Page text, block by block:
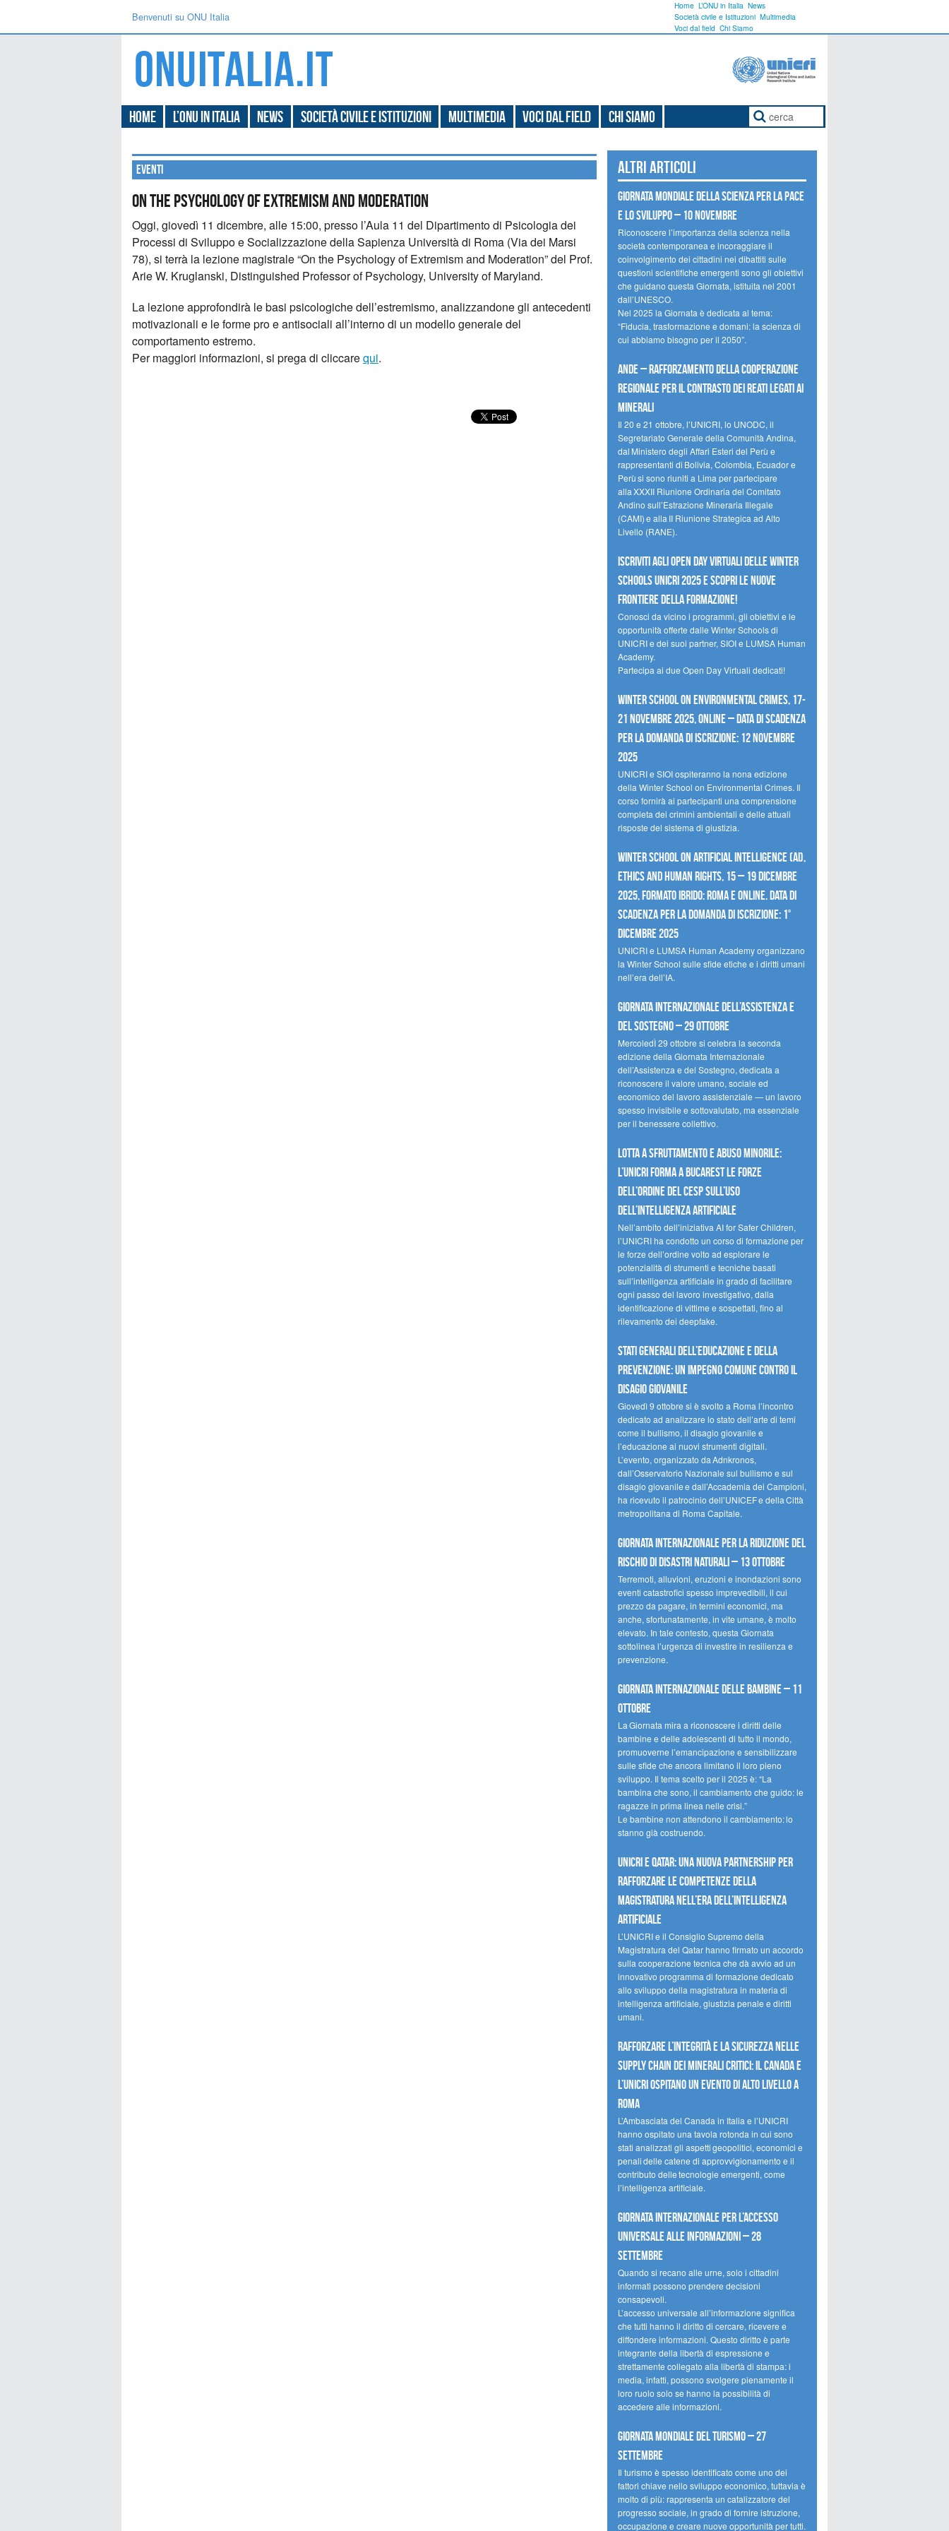
Benvenuti su ONU Italia
Home L’ONU in Italia News
Società civile e Istituzioni Multimedia
Voci dal field Chi Siamo
Home L’ONU in Italia News Società civile e Istituzioni Multimedia Voci dal field Chi Siamo
Eventi
ON THE PSYCHOLOGY OF EXTREMISM AND MODERATION
Oggi, giovedì 11 dicembre, alle 15:00, presso l’Aula 11 del Dipartimento di Psicologia dei
Processi di Sviluppo e Socializzazione della Sapienza Università di Roma (Via dei Marsi
78), si terrà la lezione magistrale “On the Psychology of Extremism and Moderation” del Prof.
Arie W. Kruglanski, Distinguished Professor of Psychology, University of Maryland.
La lezione approfondirà le basi psicologiche dell’estremismo, analizzandone gli antecedenti
motivazionali e le forme pro e antisociali all’interno di un modello generale del
comportamento estremo.
Per maggiori informazioni, si prega di cliccarequi.
Altri articoli
Giornata mondiale della scienza per la pace
e lo sviluppo – 10 novembre
Riconoscere l’importanza della scienza nella
società contemporanea e incoraggiare il
coinvolgimento dei cittadini nei dibattiti sulle
questioni scientifiche emergenti sono gli obiettivi
che guidano questa Giornata, istituita nel 2001
dall’UNESCO.
Nel 2025 la Giornata è dedicata al tema:
“Fiducia, trasformazione e domani: la scienza di
cui abbiamo bisogno per il 2050”.
Ande – Rafforzamento della cooperazione
regionale per il contrasto dei reati legati ai
minerali
Il 20 e 21 ottobre, l’UNICRI, lo UNODC, il
Segretariato Generale della Comunità Andina,
dal Ministero degli Affari Esteri del Perù e
rappresentanti di Bolivia, Colombia, Ecuador e
Perù si sono riuniti a Lima per partecipare
alla XXXII Riunione Ordinaria del Comitato
Andino sull’Estrazione Mineraria Illegale
(CAMI) e alla II Riunione Strategica ad Alto
Livello (RANE).
Iscriviti agli Open Day Virtuali delle Winter
Schools UNICRI 2025 e scopri le nuove
frontiere della formazione!
Conosci da vicino i programmi, gli obiettivi e le
opportunità offerte dalle Winter Schools di
UNICRI e dei suoi partner, SIOI e LUMSA Human
Academy.
Partecipa ai due Open Day Virtuali dedicati!
Winter School on Environmental Crimes, 17-
21 novembre 2025, Online – Data di scadenza
per la domanda di iscrizione: 12 novembre
2025
UNICRI e SIOI ospiteranno la nona edizione
della Winter School on Environmental Crimes. Il
corso fornirà ai partecipanti una comprensione
completa dei crimini ambientali e delle attuali
risposte del sistema di giustizia.
Winter School on Artificial Intelligence (AI),
Ethics and Human Rights, 15 – 19 dicembre
2025, Formato Ibrido: Roma e online. Data di
scadenza per la domanda di iscrizione: 1°
dicembre 2025
UNICRI e LUMSA Human Academy organizzano
la Winter School sulle sfide etiche e i diritti umani
nell’era dell’IA.
Giornata internazionale dell’assistenza e
del sostegno – 29 ottobre
MercoledÌ 29 ottobre si celebra la seconda
edizione della Giornata Internazionale
dell’Assistenza e del Sostegno, dedicata a
riconoscere il valore umano, sociale ed
economico del lavoro assistenziale — un lavoro
spesso invisibile e sottovalutato, ma essenziale
per il benessere collettivo.
Lotta a sfruttamento e abuso minorile:
l’UNICRI forma a Bucarest le forze
dell’ordine del CESP sull’uso
dell’Intelligenza Artificiale
Nell’ambito dell’iniziativa AI for Safer Children,
l’UNICRI ha condotto un corso di formazione per
le forze dell’ordine volto ad esplorare le
potenzialità di strumenti e tecniche basati
sull’intelligenza artificiale in grado di facilitare
ogni passo del lavoro investigativo, dalla
identificazione di vittime e sospettati, fino al
rilevamento dei deepfake.
Stati Generali dell’Educazione e della
Prevenzione: un impegno comune contro il
disagio giovanile
Giovedì 9 ottobre si è svolto a Roma l’incontro
dedicato ad analizzare lo stato dell’arte di temi
come il bullismo, il disagio giovanile e
l’educazione ai nuovi strumenti digitali.
L’evento, organizzato da Adnkronos,
dall’Osservatorio Nazionale sul bullismo e sul
disagio giovanile e dall’Accademia dei Campioni,
ha ricevuto il patrocinio dell’UNICEF e della Città
metropolitana di Roma Capitale.
Giornata internazionale per la riduzione del
rischio di disastri naturali – 13 ottobre
Terremoti, alluvioni, eruzioni e inondazioni sono
eventi catastrofici spesso imprevedibili, il cui
prezzo da pagare, in termini economici, ma
anche, sfortunatamente, in vite umane, è molto
elevato. In tale contesto, questa Giornata
sottolinea l’urgenza di investire in resilienza e
prevenzione.
Giornata internazionale delle bambine – 11
ottobre
La Giornata mira a riconoscere i diritti delle
bambine e delle adolescenti di tutto il mondo,
promuoverne l’emancipazione e sensibilizzare
sulle sfide che ancora limitano il loro pieno
sviluppo. Il tema scelto per il 2025 è: “La
bambina che sono, il cambiamento che guido: le
ragazze in prima linea nelle crisi.”
Le bambine non attendono il cambiamento: lo
stanno già costruendo.
UNICRI e Qatar: una nuova partnership per
rafforzare le competenze della
magistratura nell’era dell’intelligenza
artificiale
L’UNICRI e il Consiglio Supremo della
Magistratura del Qatar hanno firmato un accordo
sulla cooperazione tecnica che dà avvio ad un
innovativo programma di formazione dedicato
allo sviluppo della magistratura in materia di
intelligenza artificiale, giustizia penale e diritti
umani.
Rafforzare l’integrità e la sicurezza nelle
supply chain dei minerali critici: il Canada e
l’UNICRI ospitano un evento di alto livello a
Roma
L’Ambasciata del Canada in Italia e l’UNICRI
hanno ospitato una tavola rotonda in cui sono
stati analizzati gli aspetti geopolitici, economici e
penali delle catene di approvvigionamento e il
contributo delle tecnologie emergenti, come
l’intelligenza artificiale.
Giornata internazionale per l’accesso
universale alle informazioni – 28
settembre
Quando si recano alle urne, solo i cittadini
informati possono prendere decisioni
consapevoli.
L’accesso universale all’informazione significa
che tutti hanno il diritto di cercare, ricevere e
diffondere informazioni. Questo diritto è parte
integrante della libertà di espressione e
strettamente collegato alla libertà di stampa: i
media, infatti, possono svolgere pienamente il
loro ruolo solo se hanno la possibilità di
accedere alle informazioni.
Giornata mondiale del turismo – 27
settembre
Il turismo è spesso identificato come uno dei
fattori chiave nello sviluppo economico, tuttavia è
molto di più: rappresenta un catalizzatore del
progresso sociale, in grado di fornire istruzione,
occupazione e creare nuove opportunità per tutti.